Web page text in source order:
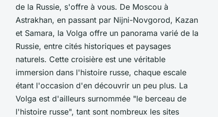
de la Russie, s'offre à vous. De Moscou à
Astrakhan, en passant par Nijni-Novgorod, Kazan
et Samara, la Volga offre un panorama varié de la
Russie, entre cités historiques et paysages
naturels. Cette croisière est une véritable
immersion dans l'histoire russe, chaque escale
étant l'occasion d'en découvrir un peu plus. La
Volga est d'ailleurs surnommée "le berceau de
l'histoire russe", tant sont nombreux les sites